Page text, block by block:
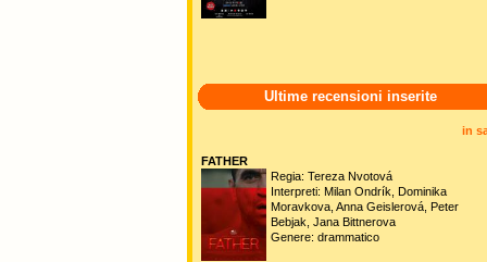
Ultime recensioni inserite
in
FATHER
Regia: Tereza Nvotová
Interpreti: Milan Ondrík, Dominika
Moravkova, Anna Geislerová, Peter
Bebjak, Jana Bittnerova
Genere: drammatico